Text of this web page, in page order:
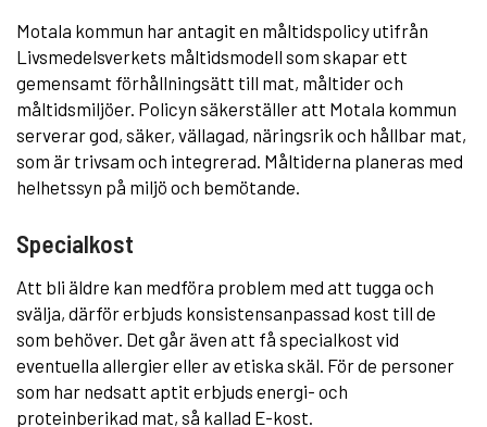
Motala kommun har antagit en måltidspolicy utifrån
Livsmedelsverkets måltidsmodell som skapar ett
gemensamt förhållningsätt till mat, måltider och
måltidsmiljöer. Policyn säkerställer att Motala kommun
serverar god, säker, vällagad, näringsrik och hållbar mat,
som är trivsam och integrerad. Måltiderna planeras med
helhetssyn på miljö och bemötande.
Specialkost
Att bli äldre kan medföra problem med att tugga och
svälja, därför erbjuds konsistensanpassad kost till de
som behöver. Det går även att få specialkost vid
eventuella allergier eller av etiska skäl. För de personer
som har nedsatt aptit erbjuds energi- och
proteinberikad mat, så kallad E-kost.